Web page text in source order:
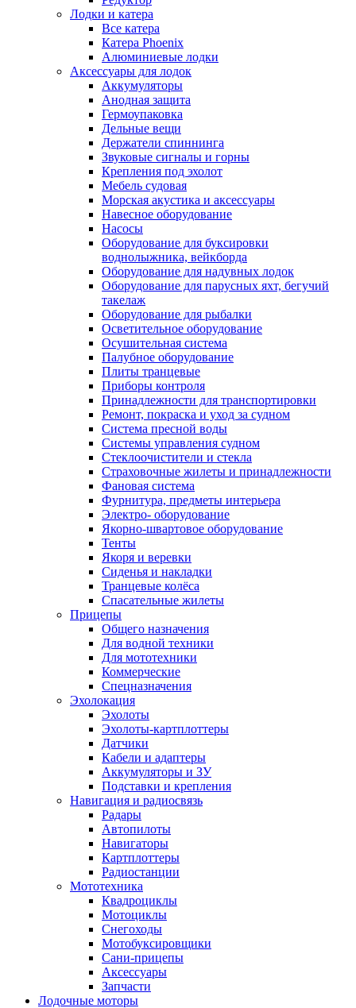
Лодки и катера
Все катера
Катера Phoenix
Алюминиевые лодки
Аксессуары для лодок
Аккумуляторы
Анодная защита
Гермоупаковка
Дельные вещи
Держатели спиннинга
Звуковые сигналы и горны
Крепления под эхолот
Мебель судовая
Морская акустика и аксессуары
Навесное оборудование
Насосы
Оборудование для буксировки
воднолыжника, вейкборда
Оборудование для надувных лодок
Оборудование для парусных яхт, бегучий
такелаж
Оборудование для рыбалки
Осветительное оборудование
Осушительная система
Палубное оборудование
Плиты транцевые
Приборы контроля
Принадлежности для транспортировки
Ремонт, покраска и уход за судном
Система пресной воды
Системы управления судном
Стеклоочистители и стекла
Страховочные жилеты и принадлежности
Фановая система
Фурнитура, предметы интерьера
Электро- оборудование
Якорно-швартовое оборудование
Тенты
Якоря и веревки
Сиденья и накладки
Транцевые колёса
Спасательные жилеты
Прицепы
Общего назначения
Для водной техники
Для мототехники
Коммерческие
Спецназначения
Эхолокация
Эхолоты
Эхолоты-картплоттеры
Датчики
Кабели и адаптеры
Аккумуляторы и ЗУ
Подставки и крепления
Навигация и радиосвязь
Радары
Автопилоты
Навигаторы
Картплоттеры
Радиостанции
Мототехника
Квадроциклы
Мотоциклы
Снегоходы
Мотобуксировщики
Сани-прицепы
Аксессуары
Запчасти
Лодочные моторы